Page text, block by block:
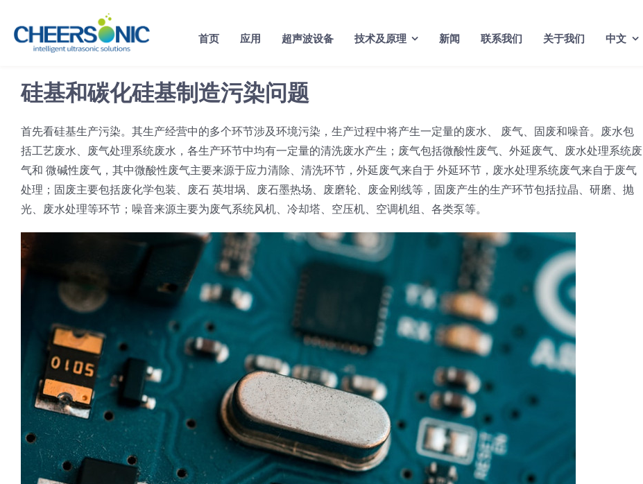
content
首页 应用 超声波设备 技术及原理 新闻 联系我们 关于我们 中文
硅基和碳化硅基制造污染问题
首先看硅基生产污染。其生产经营中的多个环节涉及环境污染，生产过程中将产生一定量的废水、 废气、固废和噪音。废水包
括工艺废水、废气处理系统废水，各生产环节中均有一定量的清洗废水产生；废气包括微酸性废气、外延废气、废水处理系统废
气和 微碱性废气，其中微酸性废气主要来源于应力清除、清洗环节，外延废气来自于 外延环节，废水处理系统废气来自于废气
处理；固废主要包括废化学包装、废石 英坩埚、废石墨热场、废磨轮、废金刚线等，固废产生的生产环节包括拉晶、研磨、抛
光、废水处理等环节；噪音来源主要为废气系统风机、冷却塔、空压机、空调机组、各类泵等。